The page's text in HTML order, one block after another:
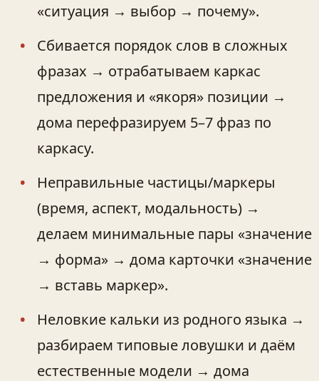
«ситуация → выбор → почему».
Сбивается порядок слов в сложных
фразах → отрабатываем каркас
предложения и «якоря» позиции →
дома перефразируем 5–7 фраз по
каркасу.
Неправильные частицы/маркеры
(время, аспект, модальность) →
делаем минимальные пары «значение
→ форма» → дома карточки «значение
→ вставь маркер».
Неловкие кальки из родного языка →
разбираем типовые ловушки и даём
естественные модели → дома